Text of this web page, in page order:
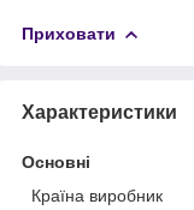
Приховати
Характеристики
Основні
Країна виробник